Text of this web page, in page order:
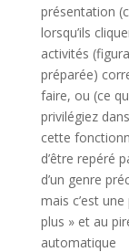
présentation
lorsqu’ils
activités
préparée)
faire, ou (ce
privilégiez
cette
d’être repéré
d’un genre
mais c’est
plus » et au
automatique